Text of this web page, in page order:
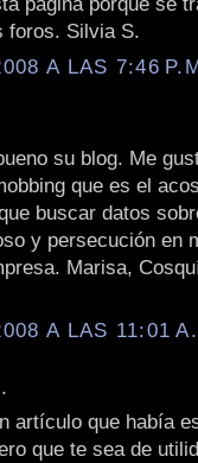
foros. Silvia S.
A LAS 7:46
su blog. Me
que es el
buscar datos
y persecución en
Marisa,
A LAS 11:01
artículo que había
que te sea de